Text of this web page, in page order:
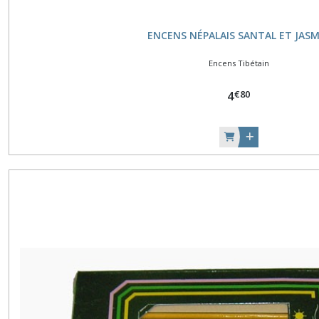
ENCENS NÉPALAIS SANTAL ET
Encens Tibétain
4€80